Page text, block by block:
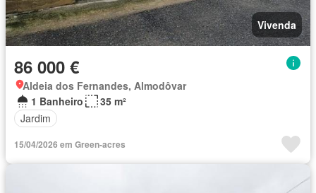
Vivenda
86 000 €
Aldeia dos Fernandes, Almodôvar
1 Banheiro
35 m²
Jardim
15/04/2026 em Green-acres